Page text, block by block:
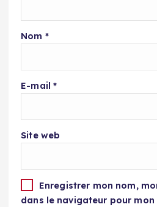
Nom *
E-mail*
Site web
Enregistrer mon nom,
dans le navigateur pour mon